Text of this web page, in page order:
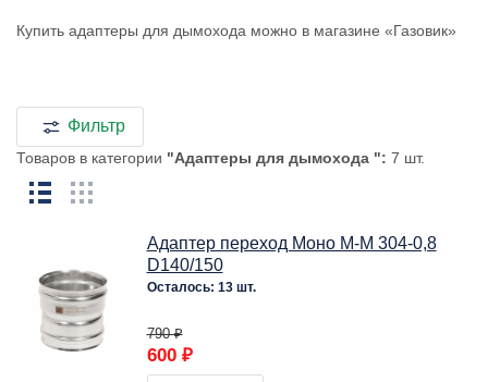
Купить адаптеры для дымохода можно в магазине «Газовик»
Фильтр
Товаров в категории "Адаптеры для дымохода ": 7 шт.
Адаптер переход Моно М-М 304-0,8
D140/150
Осталось: 13 шт.
790 ₽
600 ₽